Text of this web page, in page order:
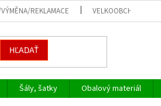
REKLAMACE VELKOOBCHOD
HĽADAŤ
Šály, šatky Obalový materiál